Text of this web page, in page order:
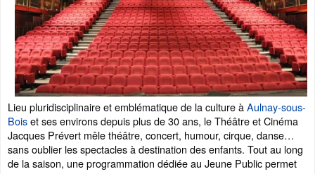
Lieu pluridisciplinaire et emblématique de la culture àAulnay-sous-
Boiset ses environs depuis plus de 30 ans, le Théâtre et Cinéma
Jacques Prévert mêle théâtre, concert, humour, cirque, danse…
sans oublier les spectacles à destination des enfants. Tout au long
de la saison, une programmation dédiée au Jeune Public permet